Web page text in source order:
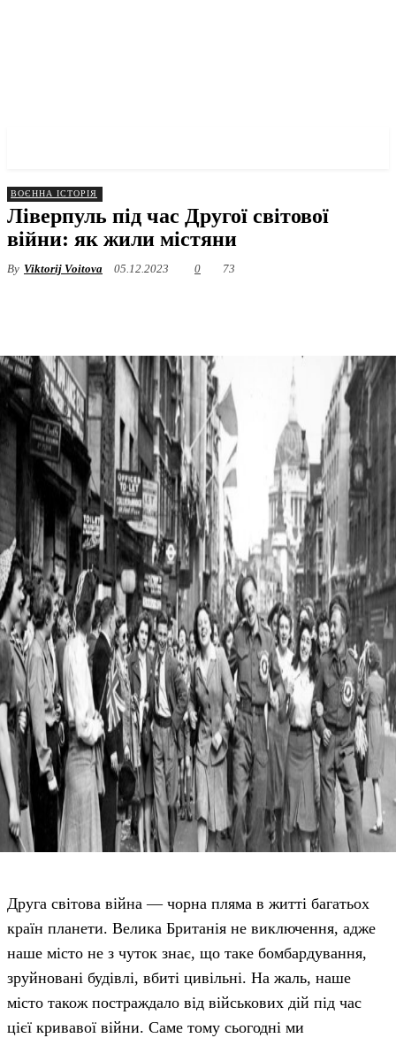
ВОЄННА ІСТОРІЯ
Ліверпуль під час Другої світової
війни: як жили містяни
By Viktorij Voitova 05.12.2023 0 73
Друга світова війна — чорна пляма в житті багатьох
країн планети. Велика Британія не виключення, адже
наше місто не з чуток знає, що таке бомбардування,
зруйновані будівлі, вбиті цивільні. На жаль, наше
місто також постраждало від військових дій під час
цієї кривавої війни. Саме тому сьогодні ми